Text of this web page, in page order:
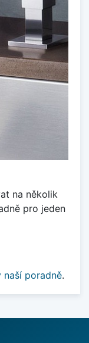
na několik
pro jeden
naší poradně.